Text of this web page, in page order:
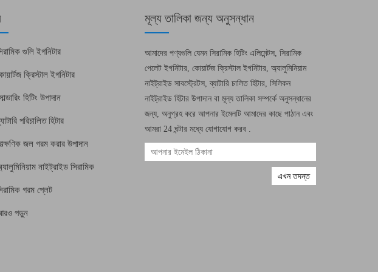
গুলি ইগনিটার
ক্রিস্টাল ইগনিটার
হিটিং উপাদান
পরিচালিত হিটার
জল গরম করার উপাদান
নাইট্রাইড সিরামিক
গরম প্লেট
পড়ুন
মূল্য তালিকা জন্য অনুসন্ধান
আমাদের পণ্যগুলি যেমন সিরামিক হিটিং এলিমেন্টস, সিরামিক
পেলেট ইগনিটার, কোয়ার্টজ ক্রিস্টাল ইগনিটার, অ্যালুমিনিয়াম
নাইট্রাইড সাবস্ট্রেটস, ব্যাটারি চালিত হিটার, সিলিকন
নাইট্রাইড হিটার উপাদান বা মূল্য তালিকা সম্পর্কে অনুসন্ধানের
জন্য, অনুগ্রহ করে আপনার ইমেলটি আমাদের কাছে পাঠান এবং
আমরা 24 ঘন্টার মধ্যে যোগাযোগ করব .